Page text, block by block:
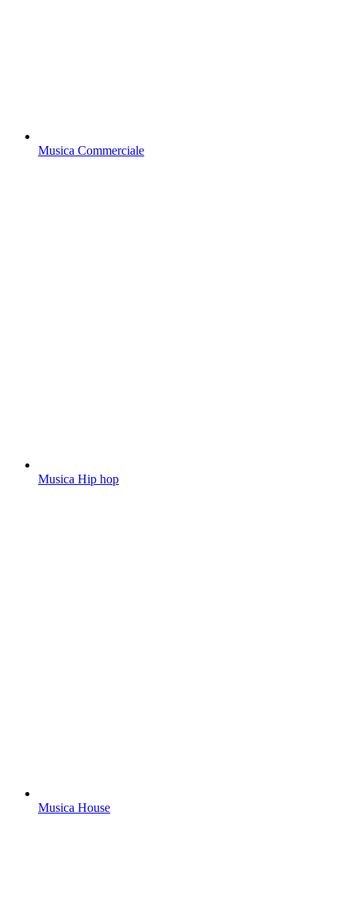
Musica Commerciale
Musica Hip hop
Musica House